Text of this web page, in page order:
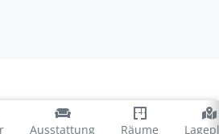
Ausstattung Räume